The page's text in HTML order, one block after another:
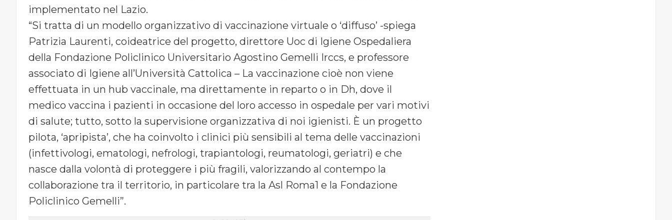
implementato nel Lazio.
“Si tratta di un modello organizzativo di vaccinazione virtuale o ‘diffuso’ -spiega
Patrizia Laurenti, coideatrice del progetto, direttore Uoc di Igiene Ospedaliera
della Fondazione Policlinico Universitario Agostino Gemelli Irccs, e professore
associato di Igiene all’Università Cattolica – La vaccinazione cioè non viene
effettuata in un hub vaccinale, ma direttamente in reparto o in Dh, dove il
medico vaccina i pazienti in occasione del loro accesso in ospedale per vari motivi
di salute; tutto, sotto la supervisione organizzativa di noi igienisti. È un progetto
pilota, ‘apripista’, che ha coinvolto i clinici più sensibili al tema delle vaccinazioni
(infettivologi, ematologi, nefrologi, trapiantologi, reumatologi, geriatri) e che
nasce dalla volontà di proteggere i più fragili, valorizzando al contempo la
collaborazione tra il territorio, in particolare tra la Asl Roma1 e la Fondazione
Policlinico Gemelli”.